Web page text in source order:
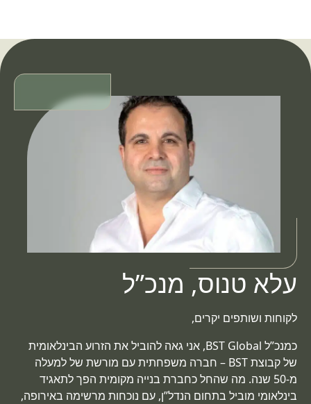
עלא טנוס, מנכ”ל
לקוחות ושותפים יקרים,
כמנכ”ל BST Global, אני גאה להוביל את הזרוע הבינלאומית
של קבוצת BST – חברה משפחתית עם מורשת של למעלה
מ-50 שנה. מה שהחל כחברת בנייה מקומית הפך לתאגיד
בינלאומי מוביל בתחום הנדל”ן, עם נוכחות מרשימה באירופה,